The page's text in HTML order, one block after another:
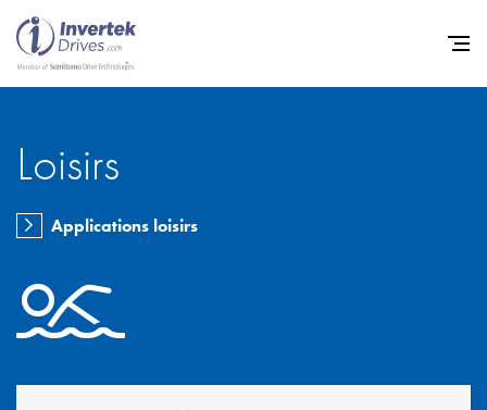
Loisirs
Applications loisirs